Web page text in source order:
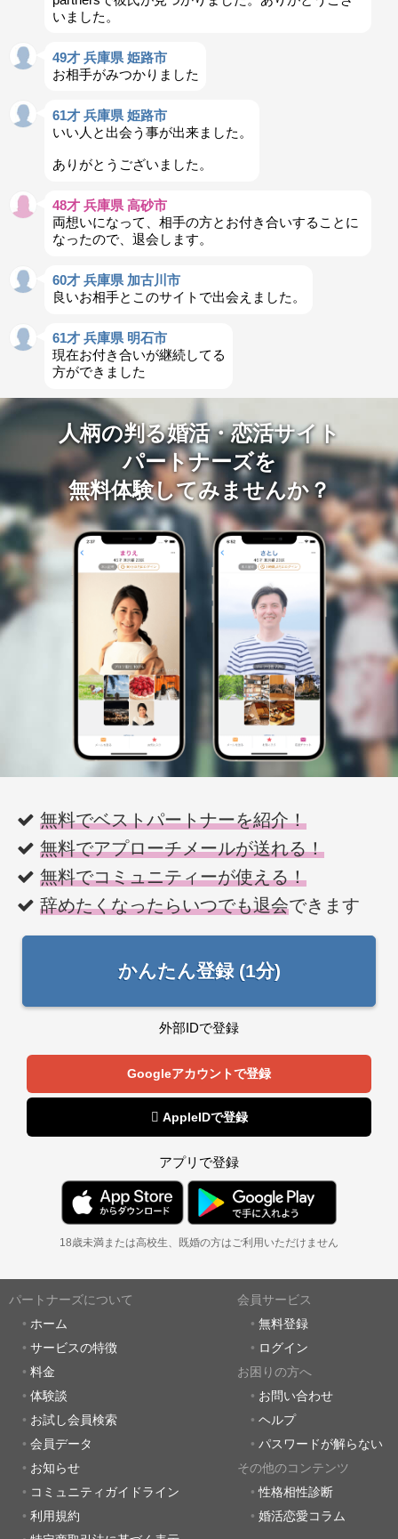
いました。
49才 兵庫県 姫路市
お相手がみつかりました
61才 兵庫県 姫路市
いい人と出会う事が出来ました。
ありがとうございました。
48才 兵庫県 高砂市
両想いになって、相手の方とお付き合いすることに
なったので、退会します。
60才 兵庫県 加古川市
良いお相手とこのサイトで出会えました。
61才 兵庫県 明石市
現在お付き合いが継続してる
方ができました
人柄の判る婚活・恋活サイト
パートナーズを
無料体験してみませんか？
無料でベストパートナーを紹介！
無料でアプローチメールが送れる！
無料でコミュニティーが使える！
辞めたくなったらいつでも退会できます
かんたん登録 (1分)
外部IDで登録
Googleアカウントで登録
 AppleIDで登録
アプリで登録
18歳未満または高校生、既婚の方はご利用いただけません
パートナーズについて
ホーム
サービスの特徴
料金
体験談
お試し会員検索
会員データ
お知らせ
コミュニティガイドライン
利用規約
会員サービス
無料登録
ログイン
お困りの方へ
お問い合わせ
ヘルプ
パスワードが解らない
その他のコンテンツ
性格相性診断
婚活恋愛コラム